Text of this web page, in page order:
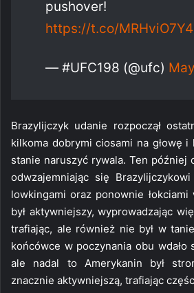
https://t.co/
— #UFC198 (@ufc)
Brazylijczyk udanie rozpoczął
kilkoma dobrymi ciosami na głowę
stanie naruszyć rywala. Ten później
odwzajemniając się
lowkingami oraz ponownie
był aktywniejszy, wyprowadzając
trafiając, ale również nie był w
końcówce w poczynania obu wdało
ale nadal to Amerykanin był
znacznie aktywniejszą, trafiając